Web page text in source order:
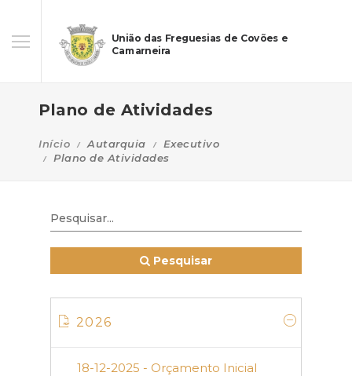
União das Freguesias de Covões e
Camarneira
Plano de Atividades
Início Autarquia
Executivo
Plano de Atividades
Pesquisar
2026
18-12-2025 - Orçamento Inicial